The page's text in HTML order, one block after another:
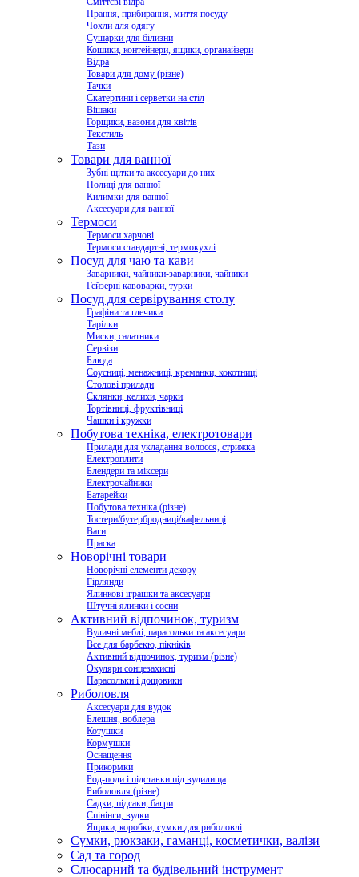
Прання, прибирання, миття посуду
Чохли для одягу
Сушарки для білизни
Кошики, контейнери, ящики, органайзери
Відра
Товари для дому (різне)
Тачки
Скатертини і серветки на стіл
Вішаки
Горщики, вазони для квітів
Текстиль
Тази
Товари для ванної
Зубні щітки та аксесуари до них
Полиці для ванної
Килимки для ванної
Аксесуари для ванної
Термоси
Термоси харчові
Термоси стандартні, термокухлі
Посуд для чаю та кави
Заварники, чайники-заварники, чайники
Гейзерні кавоварки, турки
Посуд для сервірування столу
Графіни та глечики
Тарілки
Миски, салатники
Сервізи
Блюда
Соусниці, менажниці, креманки, кокотниці
Столові прилади
Склянки, келихи, чарки
Тортівниці, фруктівниці
Чашки і кружки
Побутова техніка, електротовари
Прилади для укладання волосся, стрижка
Електроплити
Блендери та міксери
Електрочайники
Батарейки
Побутова техніка (різне)
Тостери/бутербродниці/вафельниці
Ваги
Праска
Новорічні товари
Новорічні елементи декору
Гірлянди
Ялинкові іграшки та аксесуари
Штучні ялинки і сосни
Активний відпочинок, туризм
Вуличні меблі, парасольки та аксесуари
Все для барбекю, пікніків
Активний відпочинок, туризм (різне)
Окуляри сонцезахисні
Парасольки і дощовики
Риболовля
Аксесуари для вудок
Блешня, воблера
Котушки
Кормушки
Оснащення
Прикормки
Род-поди і підставки під вудилища
Риболовля (різне)
Садки, підсаки, багри
Спінінги, вудки
Ящики, коробки, сумки для риболовлі
Сумки, рюкзаки, гаманці, косметички, валізи
Сад та город
Слюсарний та будівельний інструмент